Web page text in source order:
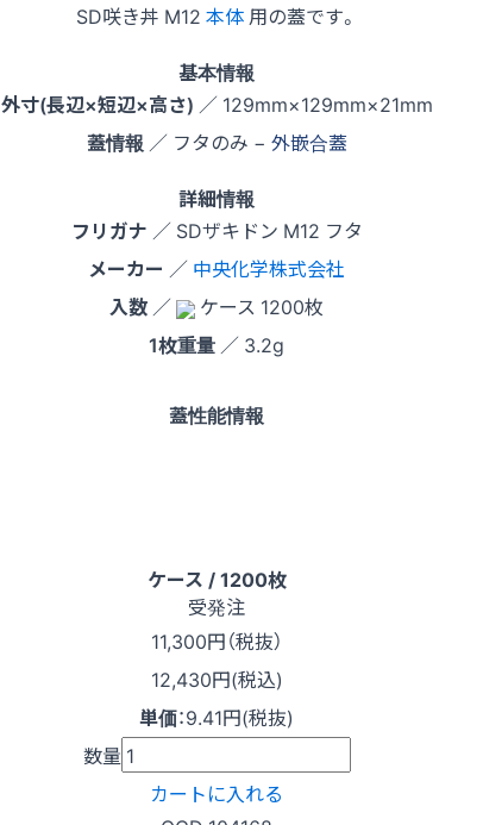
SD咲き丼 M12 本体用の蓋です。
基本情報
外寸(長辺×短辺×高さ) ／ 129mm×129mm×21mm
蓋情報 ／ フタのみ − 外嵌合蓋
詳細情報
フリガナ ／ SDザキドン M12 フタ
メーカー ／ 中央化学株式会社
入数 ／
ケース 1200枚
1枚重量 ／ 3.2g
蓋性能情報
ケース / 1200枚
受発注
11,300円（税抜）
12,430円(税込)
単価：9.41円(税抜)
数量
カートに入れる